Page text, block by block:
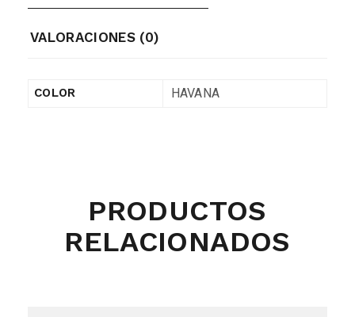
VALORACIONES (0)
COLOR HAVANA
PRODUCTOS
RELACIONADOS